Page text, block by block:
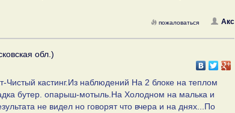
Акс
пожаловаться
обл.)
Чистый кастинг.Из наблюдений На 2 блоке на теплом
бутер. опарыш-мотыль.На Холодном на малька и
не видел но говорят что вчера и на днях...По